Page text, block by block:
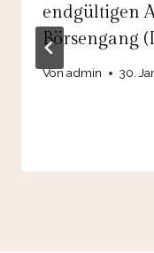
endgültigen
Börsengang
Vonadmin 30.